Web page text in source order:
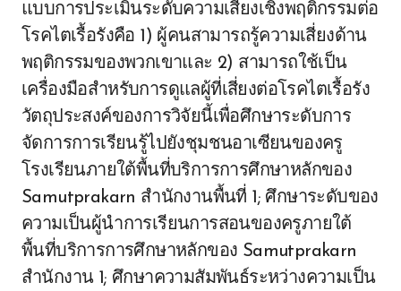
แบบการประเมินระดับความเสี่ยงเชิงพฤติกรรมต่อ
โรคไตเรื้อรังคือ 1) ผู้คนสามารถรู้ความเสี่ยงด้าน
พฤติกรรมของพวกเขาและ 2) สามารถใช้เป็น
เครื่องมือสำหรับการดูแลผู้ที่เสี่ยงต่อโรคไตเรื้อรัง
วัตถุประสงค์ของการวิจัยนี้เพื่อศึกษาระดับการ
จัดการการเรียนรู้ไปยังชุมชนอาเซียนของครู
โรงเรียนภายใต้พื้นที่บริการการศึกษาหลักของ
Samutprakarn สำนักงานพื้นที่ 1; ศึกษาระดับของ
ความเป็นผู้นำการเรียนการสอนของครูภายใต้
พื้นที่บริการการศึกษาหลักของ Samutprakarn
สำนักงาน 1; ศึกษาความสัมพันธ์ระหว่างความเป็น